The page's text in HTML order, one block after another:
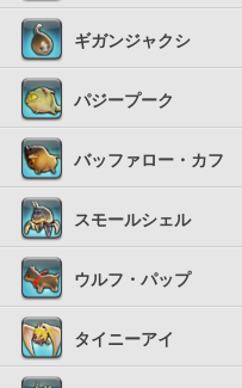
ギガンジャクシ
パジープーク
バッファロー・カフ
スモールシェル
ウルフ・パップ
タイニーアイ